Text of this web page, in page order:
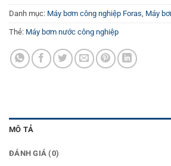
Danh mục: Máy bơm công nghiệp Foras, Máy
Thẻ: Máy bơm nước công nghiệp
MÔ TẢ
ĐÁNH GIÁ (0)